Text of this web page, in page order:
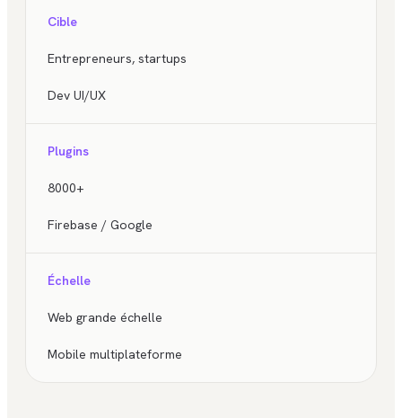
Cible
Entrepreneurs, startups
Dev UI/UX
Plugins
8000+
Firebase / Google
Échelle
Web grande échelle
Mobile multiplateforme